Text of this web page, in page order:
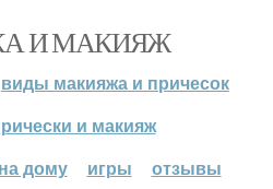
И МАКИЯЖ
виды макияжа и причесок
и макияж
дому
игры отзывы